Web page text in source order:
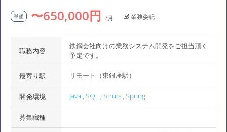
単価 〜650,000円 /月 業務委託
職務内容
鉄鋼会社向けの業務システム開発をご担当頂く
予定です。
最寄り駅 リモート（東銀座駅）
開発環境 Java , SQL , Struts , Spring
募集職種